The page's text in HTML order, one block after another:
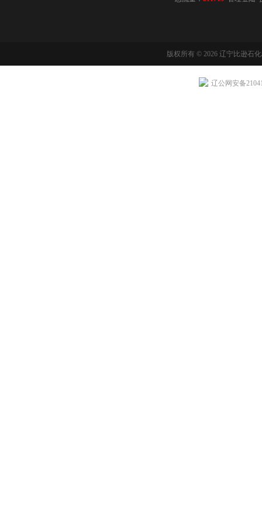
版权所有 © 2026 辽宁比逊石
辽公网安备